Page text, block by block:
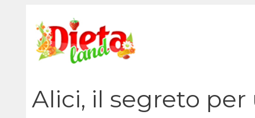
contenuto
Alici, il segreto